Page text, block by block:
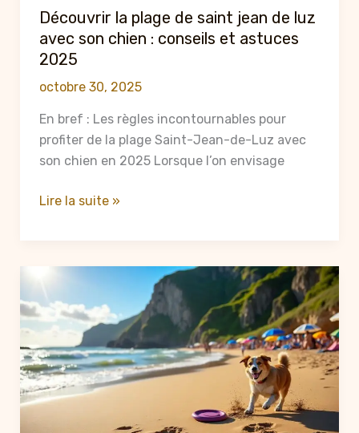
ne
manquer
2025
Découvrir la plage de saint jean de luz
avec son chien : conseils et astuces
2025
octobre 30, 2025
En bref : Les règles incontournables pour
profiter de la plage Saint-Jean-de-Luz avec
son chien en 2025 Lorsque l’on envisage
Découvrir
jean
de
luz
avec
son
chien
Lire la suite »